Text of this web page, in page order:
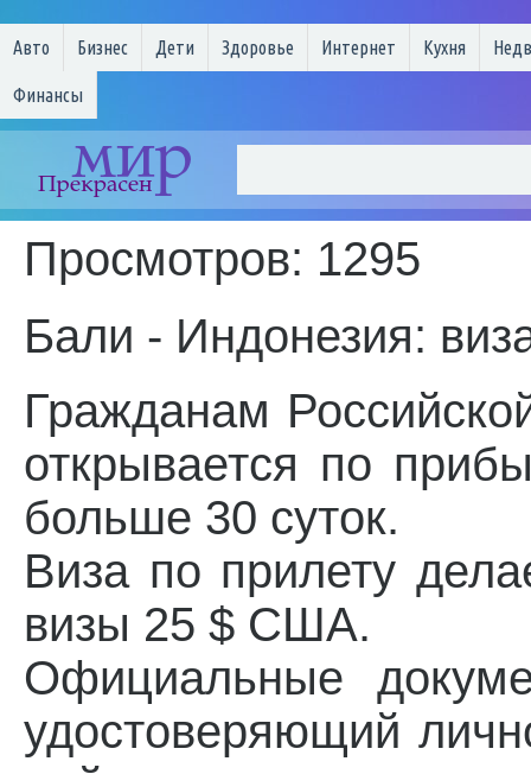
Авто Бизнес Дети Здоровье Интернет Кухня
Финансы
Просмотров: 1295
Бали - Индонезия:
Гражданам
открывается по
больше 30 суток.
Виза по прилету
визы 25 $ США.
Официальные
удостоверяющий